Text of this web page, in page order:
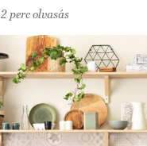
2 perc olvasás